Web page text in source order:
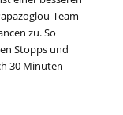
Team
zu. So
Stopps und
30 Minuten